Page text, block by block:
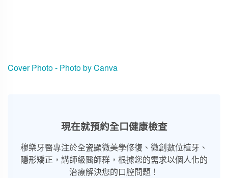
Cover Photo - Photo by Canva
現在就預約全口健康檢查
穆樂牙醫專注於全瓷顯微美學修復、微創數位植牙、
隱形矯正，講師級醫師群，根據您的需求以個人化的
治療解決您的口腔問題！